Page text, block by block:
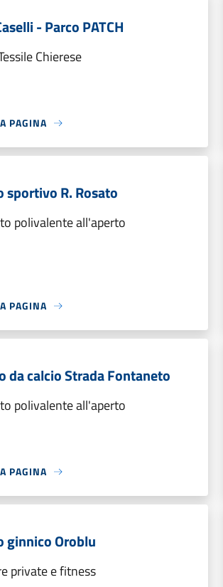
- Parco PATCH
Chierese
PAGINA
sportivo R. Rosato
polivalente all'aperto
PAGINA
da calcio Strada Fontaneto
polivalente all'aperto
PAGINA
ginnico Oroblu
private e fitness